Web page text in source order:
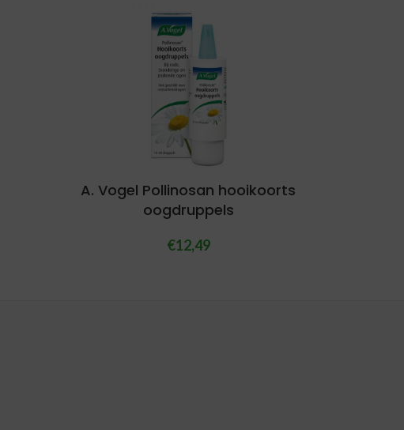
A. Vogel Pollinosan hooikoorts
oogdruppels
€12,49